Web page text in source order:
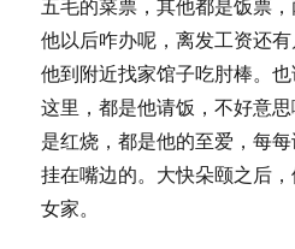
五毛的菜票，其他都是饭票
他以后咋办呢，离发工资还
他到附近找家馆子吃肘棒。
这里，都是他请饭，不好意
是红烧，都是他的至爱，每
挂在嘴边的。大快朵颐之后
女家。